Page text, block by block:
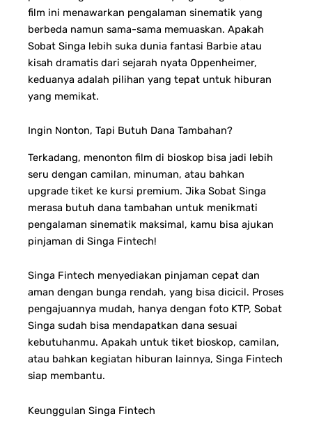
film ini menawarkan pengalaman sinematik yang
berbeda namun sama-sama memuaskan. Apakah
Sobat Singa lebih suka dunia fantasi Barbie atau
kisah dramatis dari sejarah nyata Oppenheimer,
keduanya adalah pilihan yang tepat untuk hiburan
yang memikat.
Ingin Nonton, Tapi Butuh Dana Tambahan?
Terkadang, menonton film di bioskop bisa jadi lebih
seru dengan camilan, minuman, atau bahkan
upgrade tiket ke kursi premium. Jika Sobat Singa
merasa butuh dana tambahan untuk menikmati
pengalaman sinematik maksimal, kamu bisa ajukan
pinjaman di Singa Fintech!
Singa Fintech menyediakan pinjaman cepat dan
aman dengan bunga rendah, yang bisa dicicil. Proses
pengajuannya mudah, hanya dengan foto KTP, Sobat
Singa sudah bisa mendapatkan dana sesuai
kebutuhanmu. Apakah untuk tiket bioskop, camilan,
atau bahkan kegiatan hiburan lainnya, Singa Fintech
siap membantu.
Keunggulan Singa Fintech